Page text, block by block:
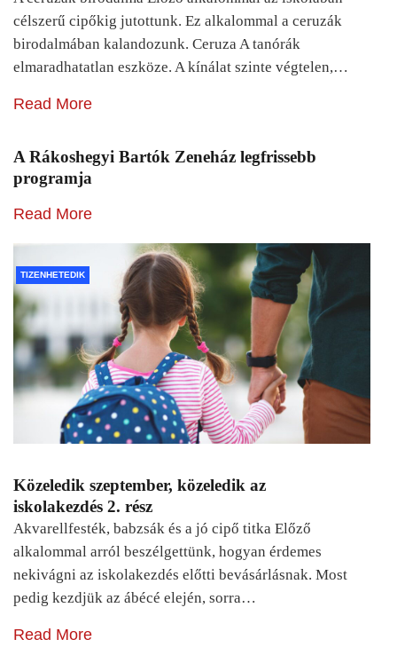
célszerű cipőkig jutottunk. Ez alkalommal a ceruzák
birodalmában kalandozunk. Ceruza A tanórák
elmaradhatatlan eszköze. A kínálat szinte végtelen,…
Read More
A Rákoshegyi Bartók Zeneház legfrissebb
programja
Read More
TIZENHETEDIK
Közeledik szeptember, közeledik az
iskolakezdés 2. rész
Akvarellfesték, babzsák és a jó cipő titka Előző
alkalommal arról beszélgettünk, hogyan érdemes
nekivágni az iskolakezdés előtti bevásárlásnak. Most
pedig kezdjük az ábécé elején, sorra…
Read More